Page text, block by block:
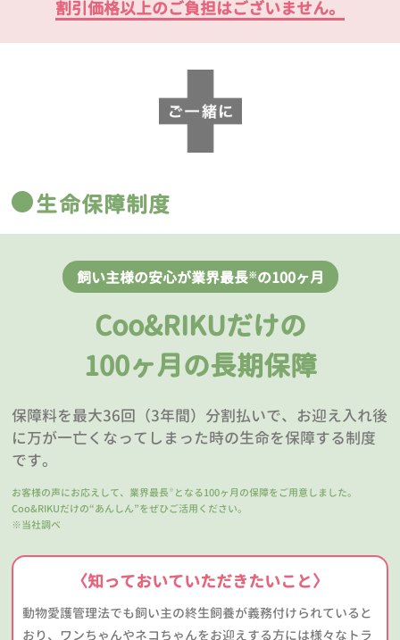
割引価格以上のご負担はございません。
生命保障制度
飼い主様の安心が業界最長※の100ヶ月
Coo&RIKUだけの
100ヶ月の長期保障
保障料を最大36回（3年間）分割払いで、お迎え入れ後
に万が一亡くなってしまった時の生命を保障する制度
です。
お客様の声にお応えして、業界最長 ※ となる100ヶ月の保障をご用意しました。
Coo&RIKUだけの“あんしん”をぜひご活用ください。
※当社調べ
〈知っておいていただきたいこと〉
動物愛護管理法でも飼い主の終生飼養が義務付けられていると
おり、ワンちゃんやネコちゃんをお迎えする方には様々なトラ